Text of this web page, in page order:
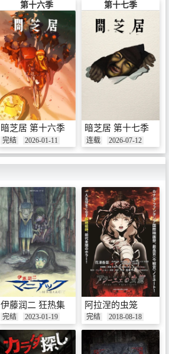
第十六季
暗芝居 第十六季
完结 2026-01-11
第十七季
暗芝居 第十七季
连载 2026-07-12
伊藤润二 狂热集
完结 2023-01-19
阿拉涅的虫笼
完结 2018-08-18